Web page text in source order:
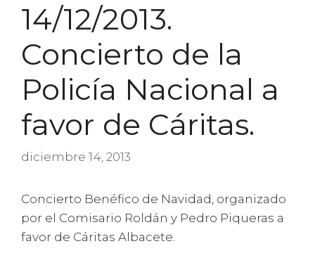
14/12/2013.
Concierto de la
Policía Nacional a
favor de Cáritas.
diciembre 14, 2013
Concierto Benéfico de Navidad, organizado
por el Comisario Roldán y Pedro Piqueras a
favor de Cáritas Albacete.